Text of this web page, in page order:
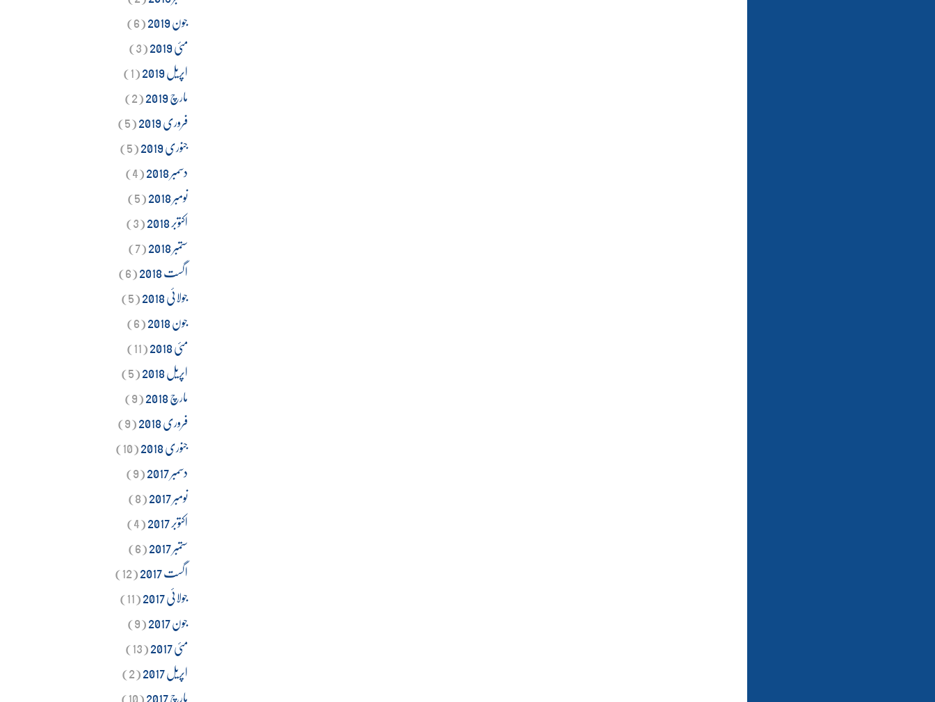
جون 2019
(6)
مئی 2019
(3)
اپریل 2019
(1)
مارچ 2019
(2)
فروری 2019
(5)
جنوری 2019
(5)
دسمبر 2018
(4)
نومبر 2018
(5)
اکتوبر 2018
(3)
ستمبر 2018
(7)
اگست 2018
(6)
جولائی 2018
(5)
جون 2018
(6)
مئی 2018
(11)
اپریل 2018
(5)
مارچ 2018
(9)
فروری 2018
(9)
جنوری 2018
(10)
دسمبر 2017
(9)
نومبر 2017
(8)
اکتوبر 2017
(4)
ستمبر 2017
(6)
اگست 2017
(12)
جولائی 2017
(11)
جون 2017
(9)
مئی 2017
(13)
اپریل 2017
(2)